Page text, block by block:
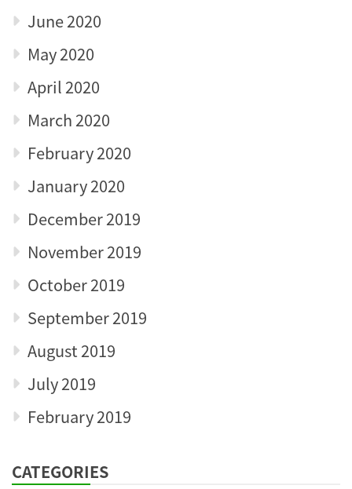
June 2020
May 2020
April 2020
March 2020
February 2020
January 2020
December 2019
November 2019
October 2019
September 2019
August 2019
July 2019
February 2019
CATEGORIES